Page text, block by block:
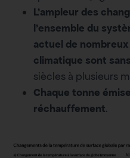
L’ampleur des
l’ensemble du
actuel de
climatique sont
siècles à plusieurs
Chaque tonne
réchauffement.